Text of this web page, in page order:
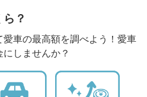
？
車の最高額を調べよう！愛車
しませんか？